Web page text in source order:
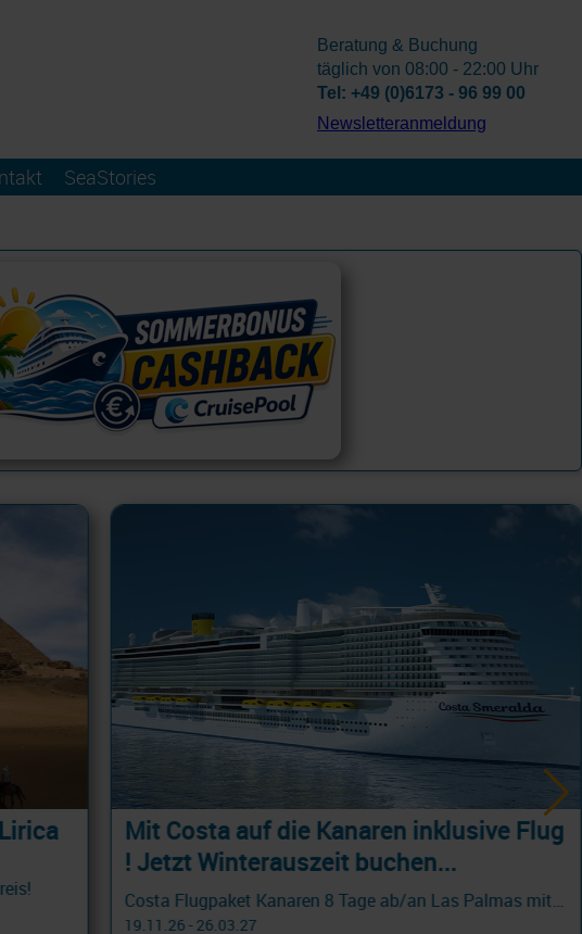
SeaStories
Beratung & Buchung
täglich von 08:00 - 22:00 Uhr
Tel: +49 (0)6173 - 96 99 00
­Newsletteranmeldung
Flug
Winterreisen auf dem Fluss...
November & Dezember 2026 jetzt buchen...
01.11.26 - 23.12.26